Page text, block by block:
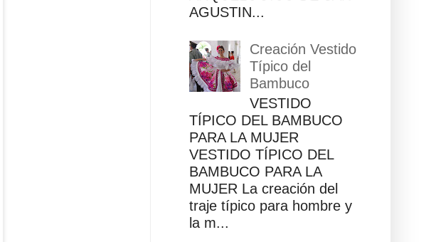
AGUSTIN...
Creación Vestido
Típico del
Bambuco
VESTIDO
TÍPICO DEL BAMBUCO
PARA LA MUJER
VESTIDO TÍPICO DEL
BAMBUCO PARA LA
MUJER La creación del
traje típico para hombre y
la m...